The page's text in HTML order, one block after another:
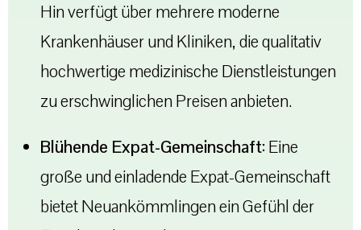
Hin verfügt über mehrere moderne
Krankenhäuser und Kliniken, die qualitativ
hochwertige medizinische Dienstleistungen
zu erschwinglichen Preisen anbieten.
Blühende Expat-Gemeinschaft:Eine
große und einladende Expat-Gemeinschaft
bietet Neuankömmlingen ein Gefühl der